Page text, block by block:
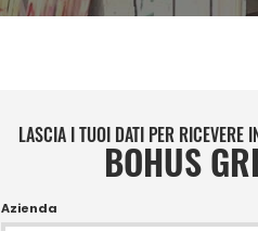
LASCIA I TUOI DATI PER RICEVERE
BOHUS
Azienda